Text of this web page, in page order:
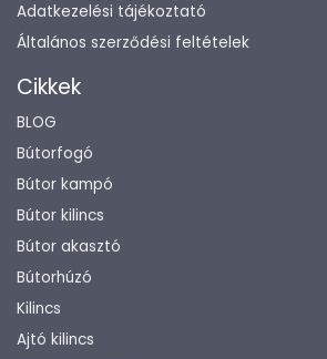
Adatkezelési tájékoztató
Általános szerződési feltételek
Cikkek
BLOG
Bútorfogó
Bútor kampó
Bútor kilincs
Bútor akasztó
Bútorhúzó
Kilincs
Ajtó kilincs